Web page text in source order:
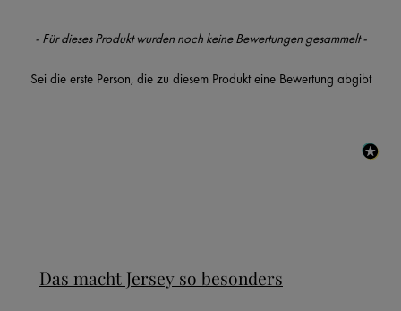
- Für dieses Produkt wurden noch keine Bewertungen gesammelt -
Sei die erste Person, die zu diesem Produkt eine Bewertung abgibt
New content loaded
Das macht Jersey so besonders